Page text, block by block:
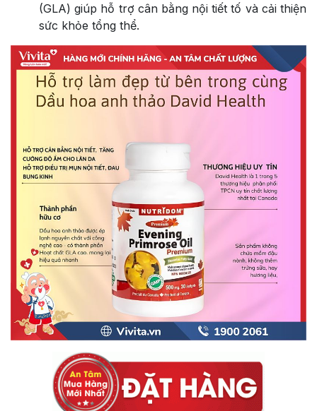
(GLA) giúp hỗ trợ cân bằng nội tiết tố và cải thiện
sức khỏe tổng thể.